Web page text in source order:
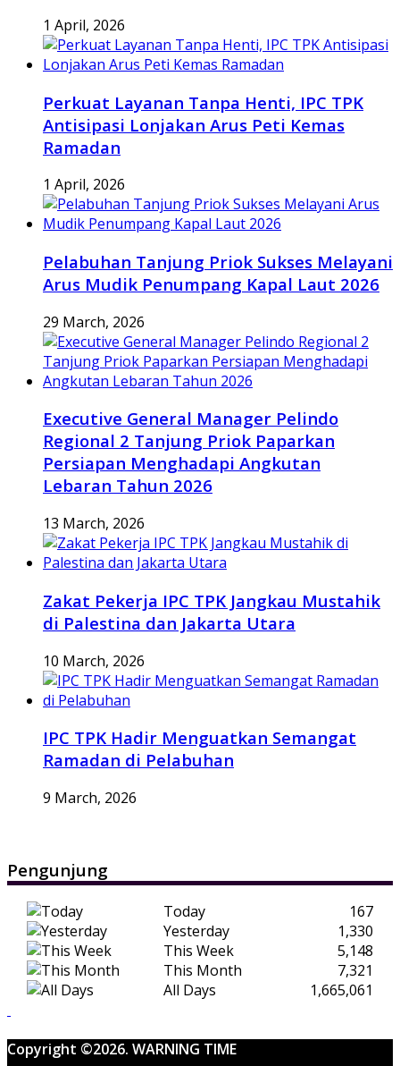
1 April, 2026
Perkuat Layanan Tanpa Henti, IPC TPK
Antisipasi Lonjakan Arus Peti Kemas
Ramadan
1 April, 2026
Pelabuhan Tanjung Priok Sukses Melayani
Arus Mudik Penumpang Kapal Laut 2026
29 March, 2026
Executive General Manager Pelindo
Regional 2 Tanjung Priok Paparkan
Persiapan Menghadapi Angkutan
Lebaran Tahun 2026
13 March, 2026
Zakat Pekerja IPC TPK Jangkau Mustahik
di Palestina dan Jakarta Utara
10 March, 2026
IPC TPK Hadir Menguatkan Semangat
Ramadan di Pelabuhan
9 March, 2026
Pengunjung
Today
167
Yesterday
1,330
This Week
5,148
This Month
7,321
All Days
1,665,061
Copyright ©2026. WARNING TIME